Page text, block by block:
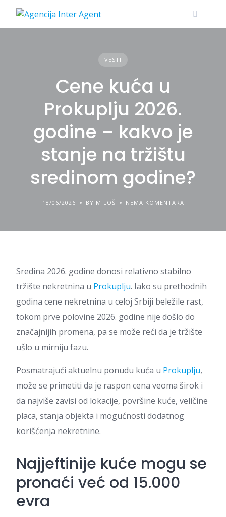
content
VESTI
Cene kuća u
Prokuplju 2026.
godine – kakvo je
stanje na tržištu
sredinom godine?
18/06/2026 BY MILOŠ NEMA KOMENTARA
Sredina 2026. godine donosi relativno stabilno
tržište nekretnina u Prokuplju. Iako su prethodnih
godina cene nekretnina u celoj Srbiji beležile rast,
tokom prve polovine 2026. godine nije došlo do
značajnijih promena, pa se može reći da je tržište
ušlo u mirniju fazu.
Posmatrajući aktuelnu ponudu kuća u Prokuplju,
može se primetiti da je raspon cena veoma širok i
da najviše zavisi od lokacije, površine kuće, veličine
placa, stanja objekta i mogućnosti dodatnog
korišćenja nekretnine.
Najjeftinije kuće mogu se
pronaći već od 15.000
evra